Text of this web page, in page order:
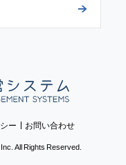
ム
ー お問い合わせ
All Rights Reserved.